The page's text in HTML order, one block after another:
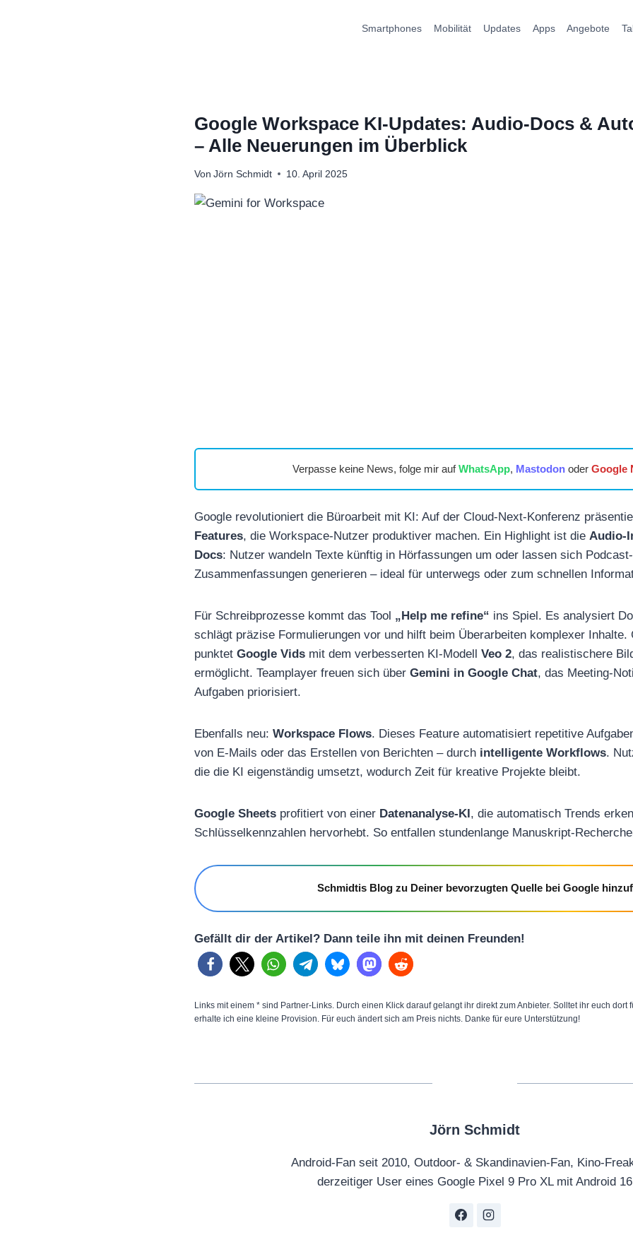
Smartphones Mobilität Updates Apps Angebote
Google Workspace KI-Updates: Audio-Docs &
– Alle Neuerungen im Überblick
Von Jörn Schmidt 10. April 2025
Verpasse keine News, folge mir aufWhatsApp, Mastodonoder Google
Google revolutioniert die Büroarbeit mit KI: Auf der Cloud-Next-Konferenz
Features, die Workspace-Nutzer produktiver machen. Ein Highlight ist die Audio-
Docs: Nutzer wandeln Texte künftig in Hörfassungen um oder lassen sich
Zusammenfassungen generieren – ideal für unterwegs oder zum schnellen
Für Schreibprozesse kommt das Tool „Help me refine“ ins Spiel. Es analysiert
schlägt präzise Formulierungen vor und hilft beim Überarbeiten komplexer Inhalte.
punktet Google Vids mit dem verbesserten KI-Modell Veo 2, das realistischere
ermöglicht. Teamplayer freuen sich über Gemini in Google Chat, das Meeting-
Aufgaben priorisiert.
Ebenfalls neu: Workspace Flows. Dieses Feature automatisiert repetitive
von E-Mails oder das Erstellen von Berichten – durch intelligente Workflows.
die die KI eigenständig umsetzt, wodurch Zeit für kreative Projekte bleibt.
Google Sheets profitiert von einer Datenanalyse-KI, die automatisch Trends
Schlüsselkennzahlen hervorhebt. So entfallen stundenlange Manuskript-
Schmidtis Blog zu Deiner bevorzugten Quelle bei Google
Gefällt dir der Artikel? Dann teile ihn mit deinen Freunden!
Links mit einem * sind Partner-Links. Durch einen Klick darauf gelangt ihr direkt zum Anbieter. Solltet ihr euch dort
erhalte ich eine kleine Provision. Für euch ändert sich am Preis nichts. Danke für eure Unterstützung!
Jörn Schmidt
Android-Fan seit 2010, Outdoor- & Skandinavien-Fan, Kino-
derzeitiger User eines Google Pixel 9 Pro XL mit Android 16